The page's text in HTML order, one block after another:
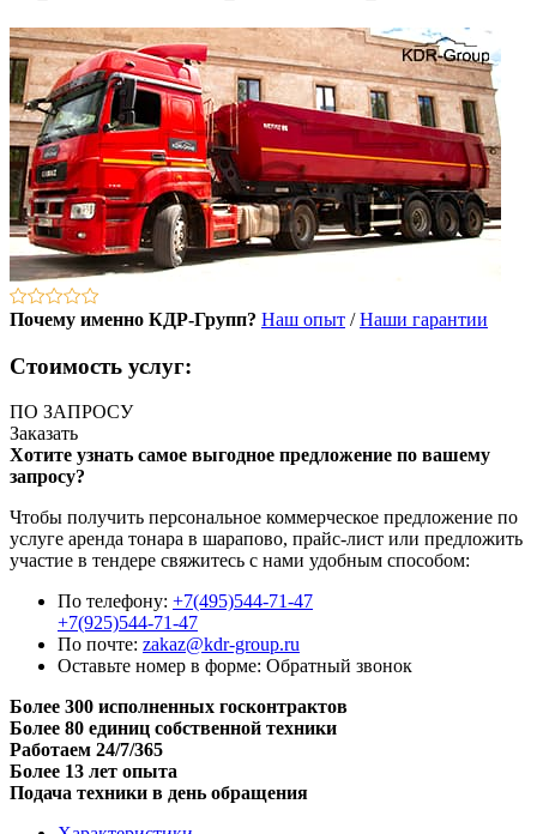
Почему именно КДР-Групп? Наш опыт /Наши гарантии
Стоимость услуг:
ПО ЗАПРОСУ
Заказать
Хотите узнать самое выгодное предложение по вашему
запросу?
Чтобы получить персональное коммерческое предложение по
услуге аренда тонара в шарапово, прайс-лист или предложить
участие в тендере свяжитесь с нами удобным способом:
По телефону: +7(495)544-71-47
+7(925)544-71-47
По почте: zakaz@kdr-group.ru
Оставьте номер в форме: Обратный звонок
Более 300 исполненных госконтрактов
Более 80 единиц собственной техники
Работаем 24/7/365
Более 13 лет опыта
Подача техники в день обращения